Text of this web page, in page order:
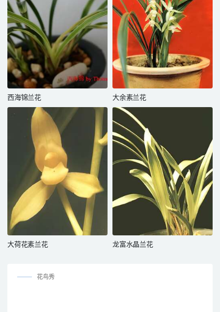
西海锦兰花 大余素兰花
大荷花素兰花 龙富水晶兰花
花鸟秀